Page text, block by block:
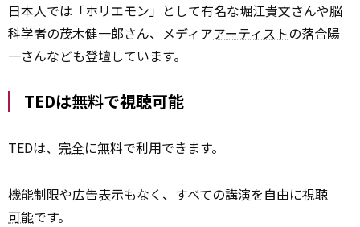
日本人では「ホリエモン」として有名な堀江貴文さんや脳
科学者の茂木健一郎さん、メディアアーティストの落合陽
一さんなども登壇しています。
TEDは無料で視聴可能
TEDは、 完全に無料で利用できます。
機能制限や広告表示もなく、すべての講演を自由に視聴
可能です。